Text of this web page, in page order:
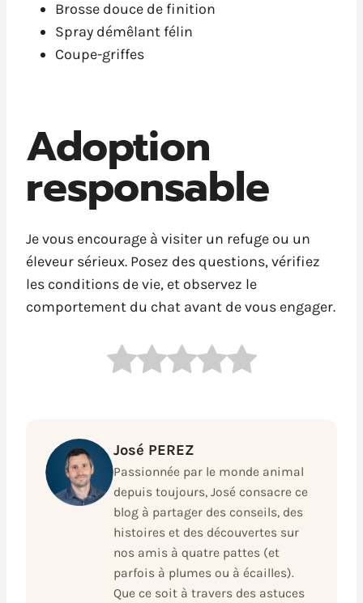
Brosse douce de finition
Spray démêlant félin
Coupe-griffes
Adoption
responsable
Je vous encourage à visiter un refuge ou un
éleveur sérieux. Posez des questions, vérifiez
les conditions de vie, et observez le
comportement du chat avant de vous engager.
José PEREZ
Passionnée par le monde animal
depuis toujours, José consacre ce
blog à partager des conseils, des
histoires et des découvertes sur
nos amis à quatre pattes (et
parfois à plumes ou à écailles).
Que ce soit à travers des astuces